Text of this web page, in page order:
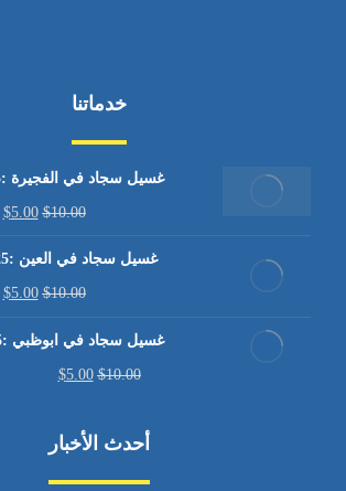
خدماتنا
غسيل سجاد في الفجيرة :0504348425
$10.00
$5.00
غسيل سجاد في العين :0504348425
$10.00
$5.00
غسيل سجاد في ابوظبي :0504348425
$10.00
$5.00
أحدث الأخبار